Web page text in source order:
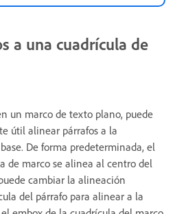
a una cuadrícula de
un marco de texto plano, puede
útil alinear párrafos a la
De forma predeterminada, el
de marco se alinea al centro del
cambiar la alineación
del párrafo para alinear a la